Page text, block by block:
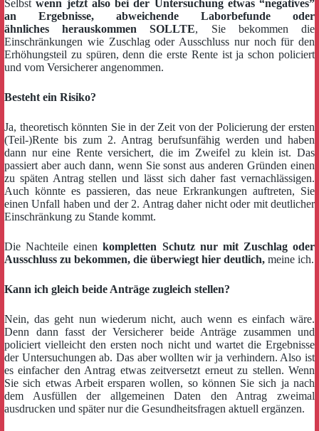
Selbstwenn jetzt also bei der Untersuchung etwas “negatives”
an Ergebnisse, abweichende Laborbefunde oder
ähnliches herauskommen SOLLTE, Sie bekommen die
Einschränkungen wie Zuschlag oder Ausschluss nur noch für den
Erhöhungsteil zu spüren, denn die erste Rente ist ja schon policiert
und vom Versicherer angenommen.
Besteht ein Risiko?
Ja, theoretisch könnten Sie in der Zeit von der Policierung der ersten
(Teil-)Rente bis zum 2. Antrag berufsunfähig werden und haben
dann nur eine Rente versichert, die im Zweifel zu klein ist. Das
passiert aber auch dann, wenn Sie sonst aus anderen Gründen einen
zu späten Antrag stellen und lässt sich daher fast vernachlässigen.
Auch könnte es passieren, das neue Erkrankungen auftreten, Sie
einen Unfall haben und der 2. Antrag daher nicht oder mit deutlicher
Einschränkung zu Stande kommt.
Die Nachteile einenkompletten Schutz nur mit Zuschlag oder
Ausschluss zu bekommen, die überwiegt hier deutlich, meine ich.
Kann ich gleich beide Anträge zugleich stellen?
Nein, das geht nun wiederum nicht, auch wenn es einfach wäre.
Denn dann fasst der Versicherer beide Anträge zusammen und
policiert vielleicht den ersten noch nicht und wartet die Ergebnisse
der Untersuchungen ab. Das aber wollten wir ja verhindern. Also ist
es einfacher den Antrag etwas zeitversetzt erneut zu stellen. Wenn
Sie sich etwas Arbeit ersparen wollen, so können Sie sich ja nach
dem Ausfüllen der allgemeinen Daten den Antrag zweimal
ausdrucken und später nur die Gesundheitsfragen aktuell ergänzen.